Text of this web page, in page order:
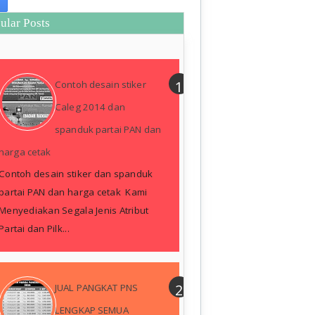
Posts
Contoh desain stiker
Caleg 2014 dan
spanduk partai PAN dan
cetak
desain stiker dan spanduk
PAN dan harga cetak Kami
Segala Jenis Atribut
dan Pilk...
JUAL PANGKAT PNS
LENGKAP SEMUA